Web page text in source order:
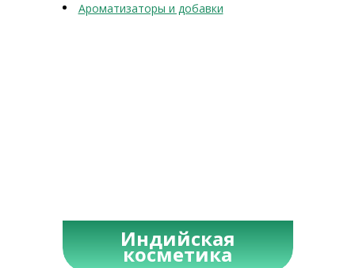
Ароматизаторы и добавки
Индийская
косметика